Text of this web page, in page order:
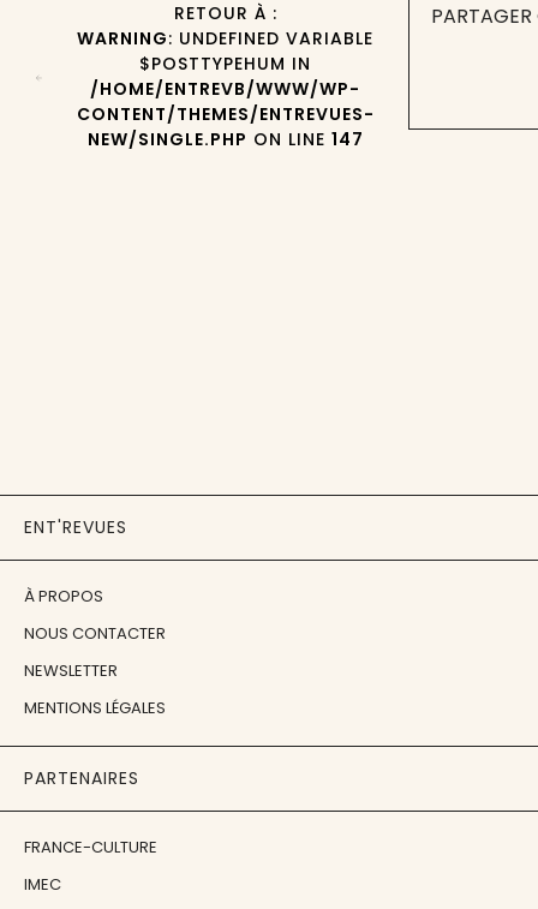
RETOUR À :
WARNING: UNDEFINED VARIABLE
$POSTTYPEHUM IN
/HOME/ENTREVB/WWW/WP-
CONTENT/THEMES/ENTREVUES-
NEW/SINGLE.PHP ON LINE 147
ENT'REVUES
À PROPOS
NOUS CONTACTER
NEWSLETTER
MENTIONS LÉGALES
PARTENAIRES
FRANCE-CULTURE
IMEC